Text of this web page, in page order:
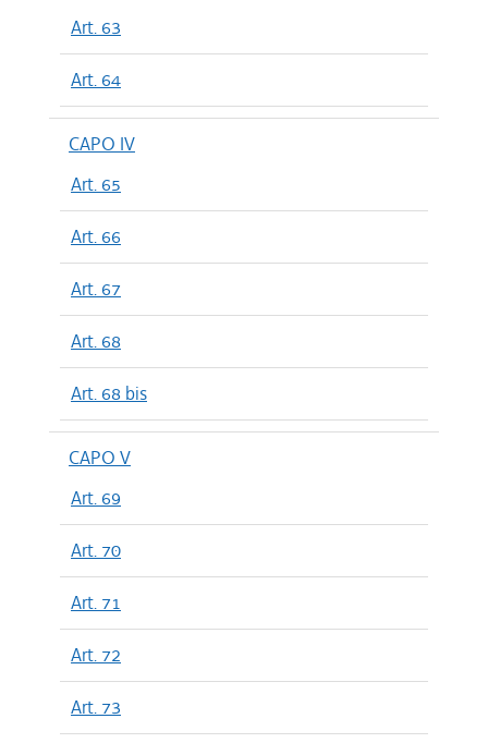
Art. 63
Art. 64
CAPO IV
Art. 65
Art. 66
Art. 67
Art. 68
Art. 68 bis
CAPO V
Art. 69
Art. 70
Art. 71
Art. 72
Art. 73